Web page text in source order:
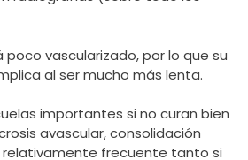
poco vascularizado, por lo que su
al ser mucho más lenta.
importantes si no curan bien
avascular, consolidación
relativamente frecuente tanto si